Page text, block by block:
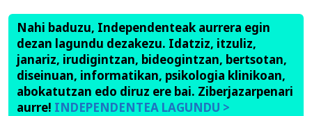
Nahi baduzu, Independenteak aurrera egin
dezan lagundu dezakezu. Idatziz, itzuliz,
janariz, irudigintzan, bideogintzan, bertsotan,
diseinuan, informatikan, psikologia klinikoan,
abokatutzan edo diruz ere bai. Ziberjazarpenari
aurre! INDEPENDENTEA LAGUNDU >